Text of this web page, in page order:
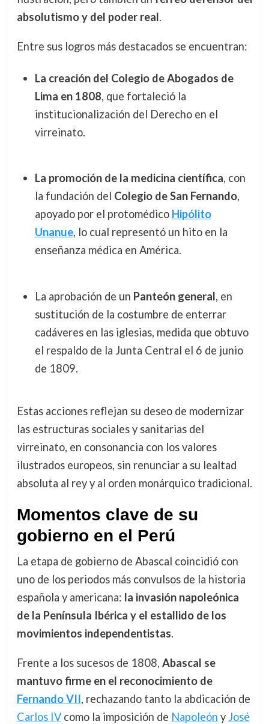
absolutismo y del poder real.
Entre sus logros más destacados se encuentran:
La creación del Colegio de Abogados de
Lima en 1808, que fortaleció la
institucionalización del Derecho en el
virreinato.
La promoción de la medicina científica, con
la fundación del Colegio de San Fernando,
apoyado por el protomédico Hipólito
Unanue, lo cual representó un hito en la
enseñanza médica en América.
La aprobación de un Panteón general, en
sustitución de la costumbre de enterrar
cadáveres en las iglesias, medida que obtuvo
el respaldo de la Junta Central el 6 de junio
de 1809.
Estas acciones reflejan su deseo de modernizar
las estructuras sociales y sanitarias del
virreinato, en consonancia con los valores
ilustrados europeos, sin renunciar a su lealtad
absoluta al rey y al orden monárquico tradicional.
Momentos clave de su
gobierno en el Perú
La etapa de gobierno de Abascal coincidió con
uno de los periodos más convulsos de la historia
española y americana: la invasión napoleónica
de la Península Ibérica y el estallido de los
movimientos independentistas.
Frente a los sucesos de 1808, Abascal se
mantuvo firme en el reconocimiento de
Fernando VII, rechazando tanto la abdicación de
Carlos IVcomo la imposición de Napoleón y José